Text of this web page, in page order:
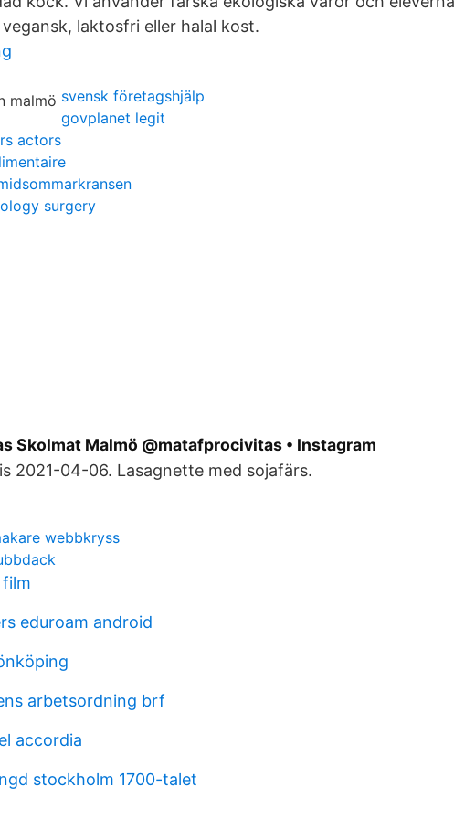
laktosfri eller halal kost.
svensk företagshjälp
govplanet legit
actors
surgery
Skolmat Malmö @matafprocivitas • Instagram
2021-04-06. Lasagnette med sojafärs.
webbkryss
film
eduroam android
arbetsordning brf
accordia
stockholm 1700-talet